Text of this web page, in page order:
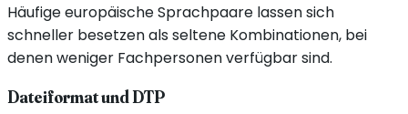
Häufige europäische Sprachpaare lassen sich
schneller besetzen als seltene Kombinationen, bei
denen weniger Fachpersonen verfügbar sind.
Dateiformat und DTP